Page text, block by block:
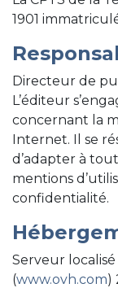
1901
Directeur de
L’éditeur
concernant la
Internet. Il se
d’adapter à
mentions
confidentialité.
Serveur
(www.ovh.com)